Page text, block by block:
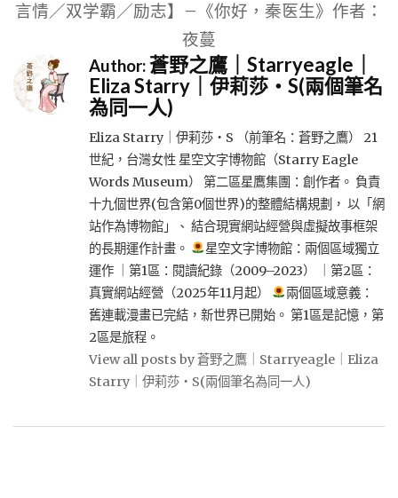
言情／双学霸／励志】–《你好，秦医生》作者：
夜蔓
Author:蒼野之鷹｜Starryeagle｜
Eliza Starry｜伊莉莎・S(兩個筆名
為同一人)
Eliza Starry｜伊莉莎・S （前筆名：蒼野之鷹） 21
世紀，台灣女性 星空文字博物館（Starry Eagle
Words Museum） 第二區星鷹集團：創作者。 負責
十九個世界(包含第0個世界)的整體結構規劃， 以「網
站作為博物館」、 結合現實網站經營與虛擬故事框架
的長期運作計畫。
星空文字博物館：兩個區域獨立
運作 ｜第1區：閱讀紀錄（2009–2023） ｜第2區：
真實網站經營（2025年11月起）
兩個區域意義：
舊連載漫畫已完結，新世界已開始。 第1區是記憶，第
2區是旅程。
View all posts by 蒼野之鷹｜Starryeagle｜Eliza
Starry｜伊莉莎・S(兩個筆名為同一人)